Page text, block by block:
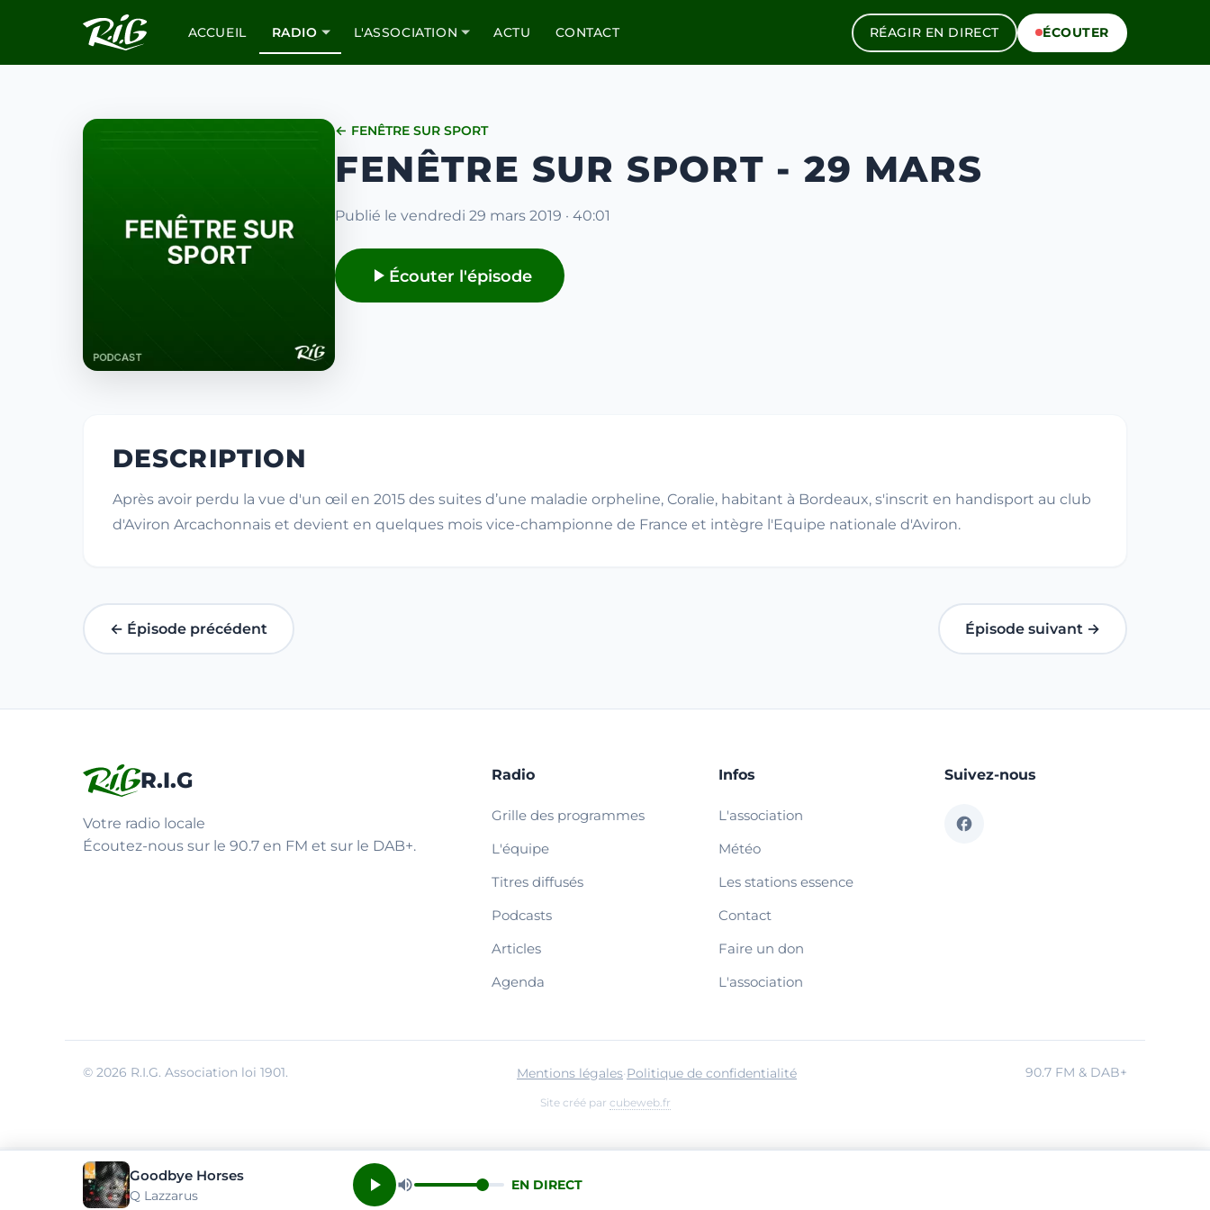
ACCUEIL RADIO L'ASSOCIATION ACTU CONTACT RÉAGIR EN DIRECT ÉCOUTER
← FENÊTRE SUR SPORT
FENÊTRE SUR SPORT - 29 MARS
Publié le vendredi 29 mars 2019 · 40:01
Écouter l'épisode
DESCRIPTION
Après avoir perdu la vue d'un œil en 2015 des suites d’une maladie orpheline, Coralie, habitant à Bordeaux, s'inscrit en handisport au club
d'Aviron Arcachonnais et devient en quelques mois vice-championne de France et intègre l'Equipe nationale d'Aviron.
← Épisode précédent Épisode suivant →
R.I.G
Votre radio locale
Écoutez-nous sur le 90.7 en FM et sur le DAB+.
Radio
Grille des programmes
L'équipe
Titres diffusés
Podcasts
Articles
Agenda
Infos
L'association
Météo
Les stations essence
Contact
Faire un don
L'association
Suivez-nous
© 2026 R.I.G. Association loi 1901. Mentions légales·Politique de confidentialité 90.7 FM & DAB+
Site créé par cubeweb.fr
Goodbye Horses
Q Lazzarus
EN DIRECT